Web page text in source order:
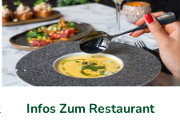
Infos Zum Restaurant